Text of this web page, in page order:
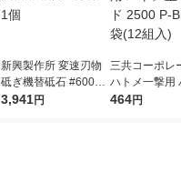
新興製作所 変速刃物
砥ぎ機替砥石 #6000
STD-135F 1個
3,941円
三共コーポレ
ハトメ一撃用
玉ゴールド
464円